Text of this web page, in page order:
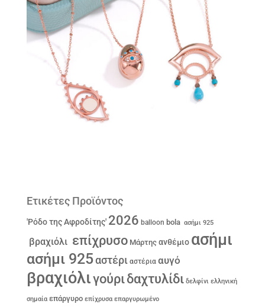
Ετικέτες Προϊόντος
'Ρόδο της Αφροδίτης' 2026 balloon bola ασήμι 925
βραχιόλι επίχρυσο Μάρτης ανθέμιο ασήμι
ασήμι 925αστέρι αστέρια αυγό
βραχιόλιγούριδαχτυλίδι δελφίνι ελληνική
σημαία επάργυρο επίχρυσα επαργυρωμένο